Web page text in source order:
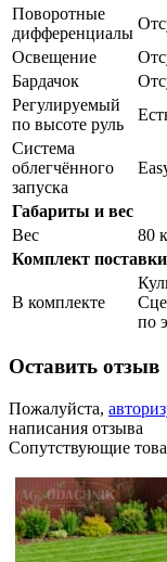
Поворотные
дифференциалы
Освещение
Бардачок
Регулируемый
по высоте руль
Система
облегчённого
запуска
Габариты и вес
Вес
80
Комплект поставки
В комплекте
по
Оставить отзыв
Пожалуйста,
написания отзыва
Сопутствующие